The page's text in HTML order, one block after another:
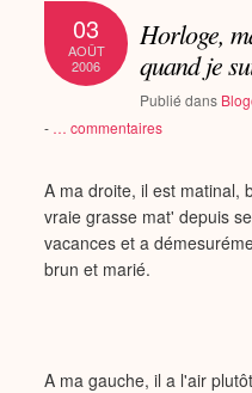
03
AOÛT
2006
Horloge, ma belle horloge, dis moi
quand je
Publié dans
- … commentaires
A ma droite, il est matinal,
vraie grasse mat' depuis
vacances et a
brun et marié.
A ma gauche, il a l'air